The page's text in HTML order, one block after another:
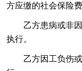
方应缴的社会保险
乙方患病或非
执行。
乙方因工负伤